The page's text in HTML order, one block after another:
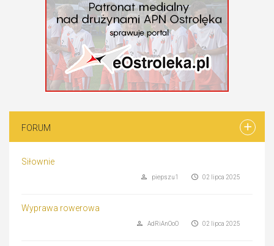
FORUM
Siłownie
02 lipca 2025
piepszu1
Wyprawa rowerowa
02 lipca 2025
AdRiAnOoO